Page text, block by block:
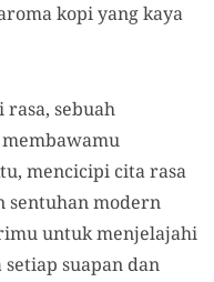
kopi yang kaya
rasa, sebuah
mencicipi cita rasa
sentuhan modern
untuk menjelajahi
suapan dan